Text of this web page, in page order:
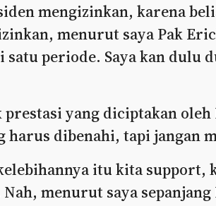
mengizinkan, karena
menurut saya Pak
satu periode. Saya kan dulu
prestasi yang diciptakan
harus dibenahi, tapi jangan
itu kita support,
menurut saya